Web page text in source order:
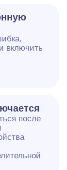
включить
после